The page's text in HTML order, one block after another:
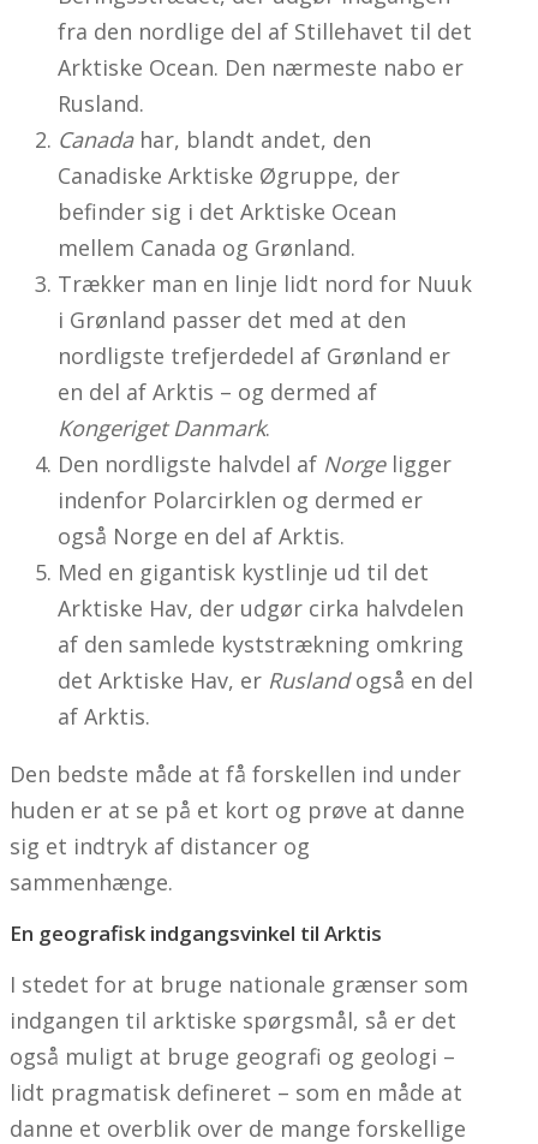
fra den nordlige del af Stillehavet til det
Arktiske Ocean. Den nærmeste nabo er
Rusland.
Canadahar, blandt andet, den
Canadiske Arktiske Øgruppe, der
befinder sig i det Arktiske Ocean
mellem Canada og Grønland.
Trækker man en linje lidt nord for Nuuk
i Grønland passer det med at den
nordligste trefjerdedel af Grønland er
en del af Arktis – og dermed af
Kongeriget Danmark.
Den nordligste halvdel af Norgeligger
indenfor Polarcirklen og dermed er
også Norge en del af Arktis.
Med en gigantisk kystlinje ud til det
Arktiske Hav, der udgør cirka halvdelen
af den samlede kyststrækning omkring
det Arktiske Hav, er Ruslandogså en del
af Arktis.
Den bedste måde at få forskellen ind under
huden er at se på et kort og prøve at danne
sig et indtryk af distancer og
sammenhænge.
En geografisk indgangsvinkel til Arktis
I stedet for at bruge nationale grænser som
indgangen til arktiske spørgsmål, så er det
også muligt at bruge geografi og geologi –
lidt pragmatisk defineret – som en måde at
danne et overblik over de mange forskellige